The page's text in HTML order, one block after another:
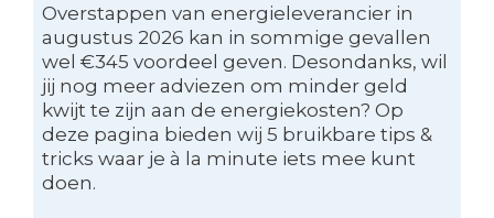
Overstappen van energieleverancier in
augustus 2026 kan in sommige gevallen
wel €345 voordeel geven. Desondanks, wil
jij nog meer adviezen om minder geld
kwijt te zijn aan de energiekosten? Op
deze pagina bieden wij 5 bruikbare tips &
tricks waar je à la minute iets mee kunt
doen.